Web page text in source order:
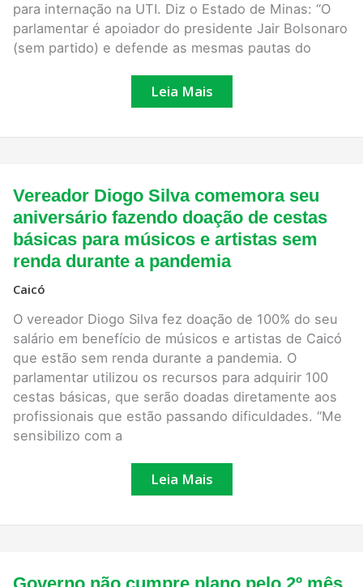
para internação na UTI. Diz o Estado de Minas: “O
parlamentar é apoiador do presidente Jair Bolsonaro
(sem partido) e defende as mesmas pautas do
Leia Mais
Vereador Diogo Silva comemora seu
aniversário fazendo doação de cestas
básicas para músicos e artistas sem
renda durante a pandemia
Caicó
O vereador Diogo Silva fez doação de 100% do seu
salário em benefício de músicos e artistas de Caicó
que estão sem renda durante a pandemia. O
parlamentar utilizou os recursos para adquirir 100
cestas básicas, que serão doadas diretamente aos
profissionais que estão passando dificuldades. “Me
sensibilizo com a
Vereador
Diogo
Silva
comemora
seu
aniversário
fazendo
básicas
para
músicos
e
artistas
sem
renda
durante
a
Leia Mais
Governo